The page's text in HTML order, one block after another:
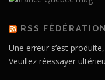
RSS
Une erreur s’est
Veuillez réessayer